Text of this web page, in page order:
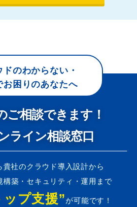
ドのわからない・
お困りのあなたへ
ご相談できます！
ライン相談窓口
貴社のクラウド導入設計から
構築・セキュリティ・運用まで
プ支援” が可能です！